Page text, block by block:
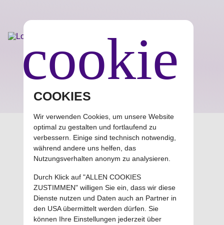
Cube Concept
Einfache Software für erfolgreiche Unternehmer
Groupy CRM+ Anleitungen
cookie
COOKIES
Wir verwenden Cookies, um unsere Website
optimal zu gestalten und fortlaufend zu
verbessern. Einige sind technisch notwendig,
während andere uns helfen, das
Nutzungsverhalten anonym zu analysieren.
Durch Klick auf "ALLEN COOKIES
ZUSTIMMEN" willigen Sie ein, dass wir diese
Dienste nutzen und Daten auch an Partner in
den USA übermittelt werden dürfen. Sie
können Ihre Einstellungen jederzeit über